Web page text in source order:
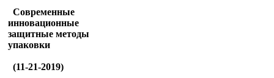
Современные
инновационные
защитные методы
упаковки
(11-21-2019)